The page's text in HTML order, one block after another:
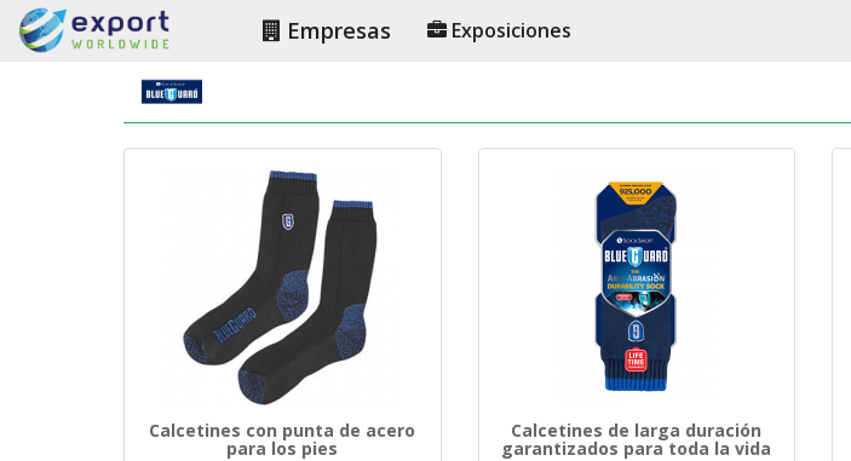
Empresas Exposiciones
Calcetines con punta de acero
para los pies
Calcetines de larga duración
garantizados para toda la vida